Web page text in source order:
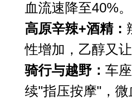
血流速降至40%。
高原辛辣+酒精：
性增加，乙醇又让
骑行与越野： 车
续"指压按摩"，微